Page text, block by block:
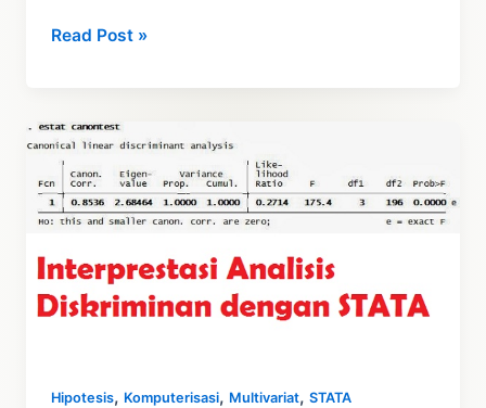
Rumus
Tutorial
Cara
Hitung
Dengan
Read Post »
Hipotesis, Komputerisasi, Multivariat,STATA